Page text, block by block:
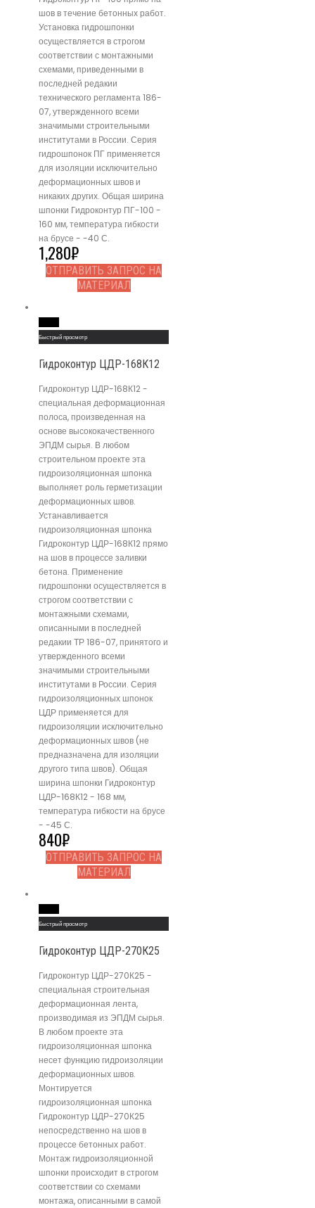
шов в течение бетонных работ.
Установка гидрошпонки
осуществляется в строгом
соответствии с монтажными
схемами, приведенными в
последней редакии
технического регламента 186-
07, утвержденного всеми
значимыми строительными
институтами в России. Серия
гидрошпонок ПГ применяется
для изоляции исключительно
деформационных швов и
никаких других. Общая ширина
шпонки Гидроконтур ПГ-100 -
160 мм, температура гибкости
на брусе - -40 С.
1,280₽
ОТПРАВИТЬ ЗАПРОС НА
МАТЕРИАЛ
Быстрый просмотр
Гидроконтур ЦДР-168К12
Гидроконтур ЦДР-168К12 -
специальная деформационная
полоса, произведенная на
основе высококачественного
ЭПДМ сырья. В любом
строительном проекте эта
гидроизоляционная шпонка
выполняет роль герметизации
деформационных швов.
Устанавливается
гидроизоляционная шпонка
Гидроконтур ЦДР-168К12 прямо
на шов в процессе заливки
бетона. Применение
гидрошпонки осуществляется в
строгом соответствии с
монтажными схемами,
описанными в последней
редакии ТР 186-07, принятого и
утвержденного всеми
значимыми строительными
институтами в России. Серия
гидроизоляционных шпонок
ЦДР применяется для
гидроизоляции исключительно
деформационных швов (не
предназначена для изоляции
другого типа швов). Общая
ширина шпонки Гидроконтур
ЦДР-168К12 - 168 мм,
температура гибкости на брусе
- -45 С.
840₽
ОТПРАВИТЬ ЗАПРОС НА
МАТЕРИАЛ
Быстрый просмотр
Гидроконтур ЦДР-270К25
Гидроконтур ЦДР-270К25 -
специальная строительная
деформационная лента,
производимая из ЭПДМ сырья.
В любом проекте эта
гидроизоляционная шпонка
несет функцию гидроизоляции
деформационных швов.
Монтируется
гидроизоляционная шпонка
Гидроконтур ЦДР-270К25
непосредственно на шов в
процессе бетонных работ.
Монтаж гидроизоляционной
шпонки происходит в строгом
соответствии со схемами
монтажа, описанными в самой